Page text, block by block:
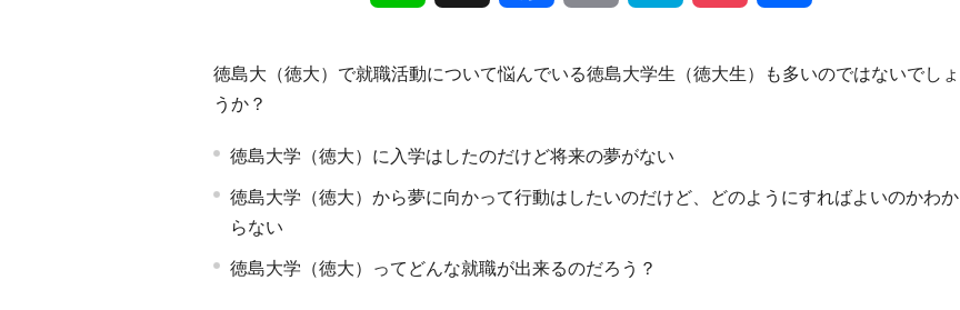
徳島大（徳大）で就職活動について悩んでいる徳島大学生（徳大生）も多いのではないでしょ
うか？
徳島大学（徳大）に入学はしたのだけど将来の夢がない
徳島大学（徳大）から夢に向かって行動はしたいのだけど、どのようにすればよいのかわか
らない
徳島大学（徳大）ってどんな就職が出来るのだろう？